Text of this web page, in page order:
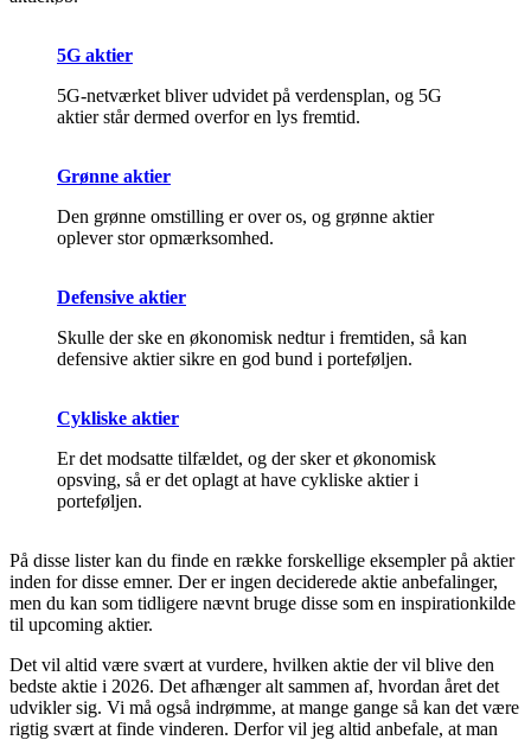
5G aktier
5G-netværket bliver udvidet på verdensplan, og 5G
aktier står dermed overfor en lys fremtid.
Grønne aktier
Den grønne omstilling er over os, og grønne aktier
oplever stor opmærksomhed.
Defensive aktier
Skulle der ske en økonomisk nedtur i fremtiden, så kan
defensive aktier sikre en god bund i porteføljen.
Cykliske aktier
Er det modsatte tilfældet, og der sker et økonomisk
opsving, så er det oplagt at have cykliske aktier i
porteføljen.
På disse lister kan du finde en række forskellige eksempler på aktier
inden for disse emner. Der er ingen deciderede aktie anbefalinger,
men du kan som tidligere nævnt bruge disse som en inspirationkilde
til upcoming aktier.
Det vil altid være svært at vurdere, hvilken aktie der vil blive den
bedste aktie i 2026. Det afhænger alt sammen af, hvordan året det
udvikler sig. Vi må også indrømme, at mange gange så kan det være
rigtig svært at finde vinderen. Derfor vil jeg altid anbefale, at man